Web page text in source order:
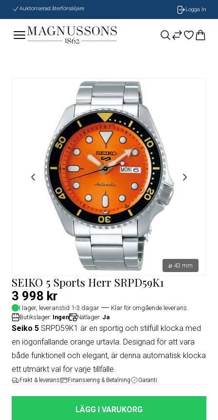
Auktoriserad återförsäljare Logga In
⌀ 43 mm
SEIKO 5 Sports Herr SRPD59K1
3 998 kr
I lager, leveranstid 1-3 dagar
Klar för omgående leverans.
Butikslager: Ingen Nätlager: Ja
Seiko 5 SRPD59K1 är en sportig och stilfull klocka med
en iögonfallande orange urtavla. Designad för att vara
både funktionell och elegant, är denna automatisk klocka
ett utmärkt val för varje tillfälle.
Frakt & leverans Finansiering & Betalning Garanti
LÄGG I VARUKORG